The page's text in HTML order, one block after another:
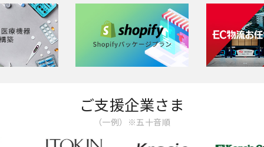
ご支援企業さま
（一例）※五十音順